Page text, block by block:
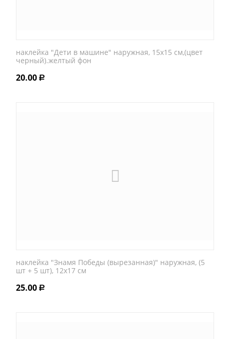
наклейка "Дети в машине" наружная, 15х15 см,(цвет
черный).желтый фон
20.00 Р
наклейка "Знамя Победы (вырезанная)" наружная, (5
шт + 5 шт), 12х17 см
25.00 Р